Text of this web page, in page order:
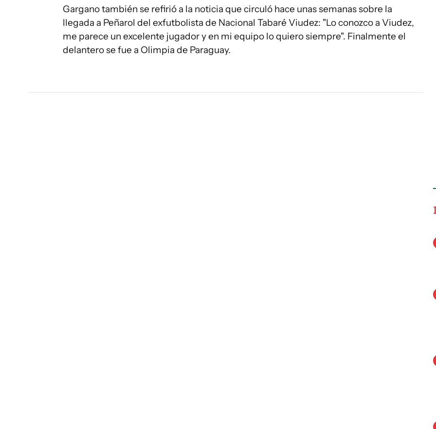
Gargano también se refirió a la noticia que circuló hace unas semanas sobre la
llegada a Peñarol del exfutbolista de Nacional Tabaré Viudez: "Lo conozco a Viudez,
me parece un excelente jugador y en mi equipo lo quiero siempre". Finalmente el
delantero se fue a Olimpia de Paraguay.